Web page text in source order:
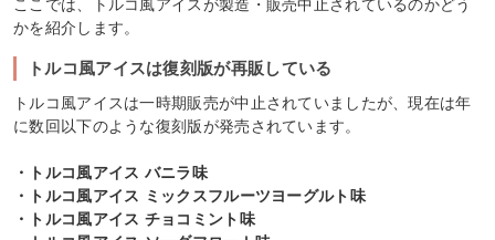
ここでは、トルコ風アイスが製造・販売中止されているのかどう
かを紹介します。
トルコ風アイスは復刻版が再販している
トルコ風アイスは一時期販売が中止されていましたが、現在は年
に数回以下のような復刻版が発売されています。
・トルコ風アイス バニラ味
・トルコ風アイス ミックスフルーツヨーグルト味
・トルコ風アイス チョコミント味